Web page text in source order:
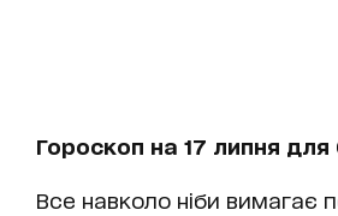
Гороскоп на 17 липня для
Все навколо ніби вимагає